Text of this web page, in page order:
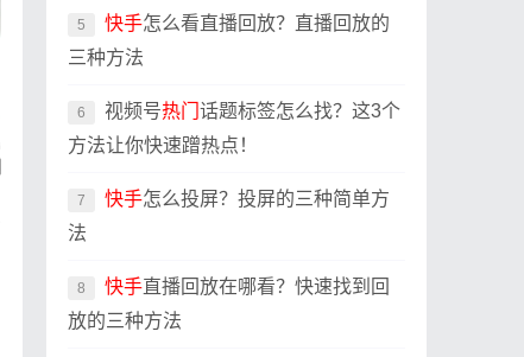
5 快手怎么看直播回放？直播回放的
三种方法
6 视频号热门 话题标签怎么找？这3个
方法让你快速蹭热点！
7 快手怎么投屏？投屏的三种简单方
法
8 快手直播回放在哪看？快速找到回
放的三种方法